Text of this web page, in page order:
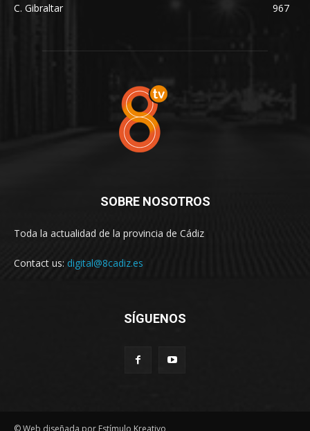
C. Gibraltar
967
SOBRE NOSOTROS
Toda la actualidad de la provincia de Cádiz
Contact us: digital@8cadiz.es
SÍGUENOS
© Web diseñada por Estímulo Kreativo